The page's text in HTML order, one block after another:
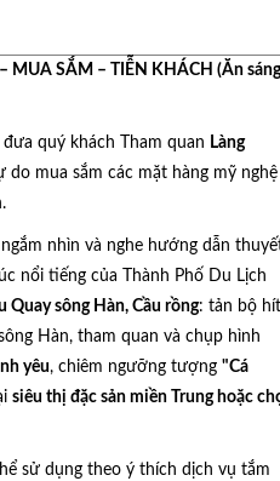
MUA SẮM – TIỄN KHÁCH (Ăn
quý khách Tham quan Làng
do mua sắm các mặt hàng mỹ nghệ
nhìn và nghe hướng dẫn
nổi tiếng của Thành Phố Du Lịch
Quay sông Hàn, Cầu rồng: tản bộ hít
Hàn, tham quan và chụp hình
yêu, chiêm ngưỡng tượng "Cá
siêu thị đặc sản miền Trung hoặc
sử dụng theo ý thích dịch vụ tắm